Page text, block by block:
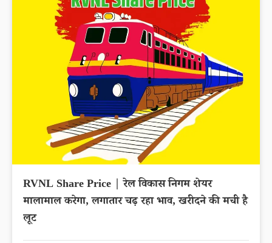
RVNL Share Price | रेल विकास निगम शेयर
मालामाल करेगा, लगातार चढ़ रहा भाव, खरीदने की मची है
लूट